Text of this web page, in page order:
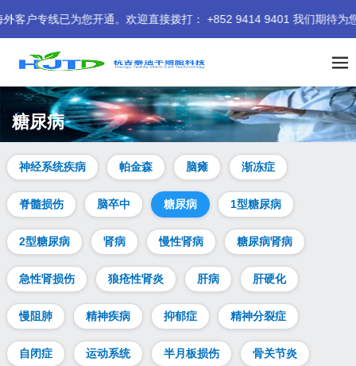
为您开通。欢迎直接拨打： +852 9414 9401 我们期待为您服务。
糖尿病
神经系统疾病 帕金森 脑瘫 渐冻症
脊髓损伤 脑卒中 糖尿病 1型糖尿病
2型糖尿病 肾病 慢性肾病 糖尿病肾病
急性肾损伤 狼疮性肾炎 肝病 肝硬化
慢阻肺 精神疾病 抑郁症 精神分裂症
自闭症 运动系统 半月板损伤 骨关节炎